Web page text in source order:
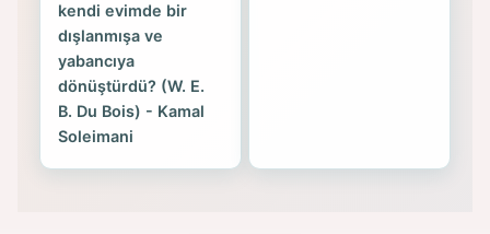
kendi evimde bir
dışlanmışa ve
yabancıya
dönüştürdü? (W. E.
B. Du Bois) - Kamal
Soleimani